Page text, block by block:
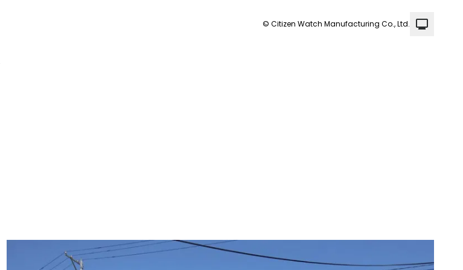
© Citizen Watch Manufacturing Co., Ltd.